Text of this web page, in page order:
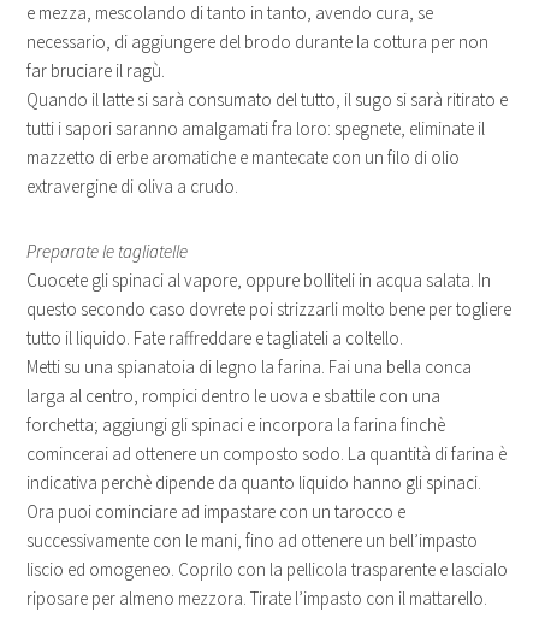
e mezza, mescolando di tanto in tanto, avendo cura, se
necessario, di aggiungere del brodo durante la cottura per non
far bruciare il ragù.
Quando il latte si sarà consumato del tutto, il sugo si sarà ritirato e
tutti i sapori saranno amalgamati fra loro: spegnete, eliminate il
mazzetto di erbe aromatiche e mantecate con un filo di olio
extravergine di oliva a crudo.
Preparate le tagliatelle
Cuocete gli spinaci al vapore, oppure bolliteli in acqua salata. In
questo secondo caso dovrete poi strizzarli molto bene per togliere
tutto il liquido. Fate raffreddare e tagliateli a coltello.
Metti su una spianatoia di legno la farina. Fai una bella conca
larga al centro, rompici dentro le uova e sbattile con una
forchetta; aggiungi gli spinaci e incorpora la farina finchè
comincerai ad ottenere un composto sodo. La quantità di farina è
indicativa perchè dipende da quanto liquido hanno gli spinaci.
Ora puoi cominciare ad impastare con un tarocco e
successivamente con le mani, fino ad ottenere un bell’impasto
liscio ed omogeneo. Coprilo con la pellicola trasparente e lascialo
riposare per almeno mezzora. Tirate l’impasto con il mattarello.